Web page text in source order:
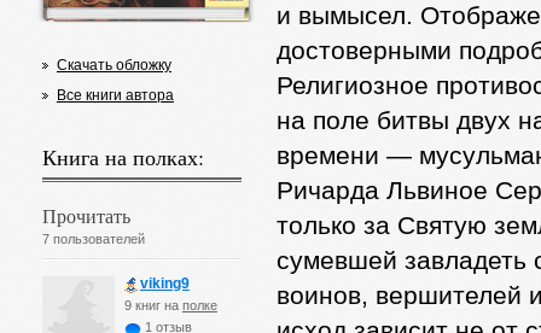
Скачать обложку
Все книги автора
Книга на полках:
Прочитать
7 пользователей
viking9
9 книг на полке
1 отзыв
и вымысел.
достоверными
Религиозное
на поле битвы двух
времени —
Ричарда Львиное
только за Святую
сумевшей завладеть
воинов, вершителей